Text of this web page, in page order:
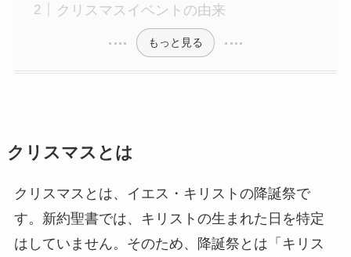
クリスマスイベントの由来
もっと見る
クリスマスとは
クリスマスとは、イエス・キリストの降誕祭で
す。新約聖書では、キリストの生まれた日を特定
はしていません。そのため、降誕祭とは「キリス